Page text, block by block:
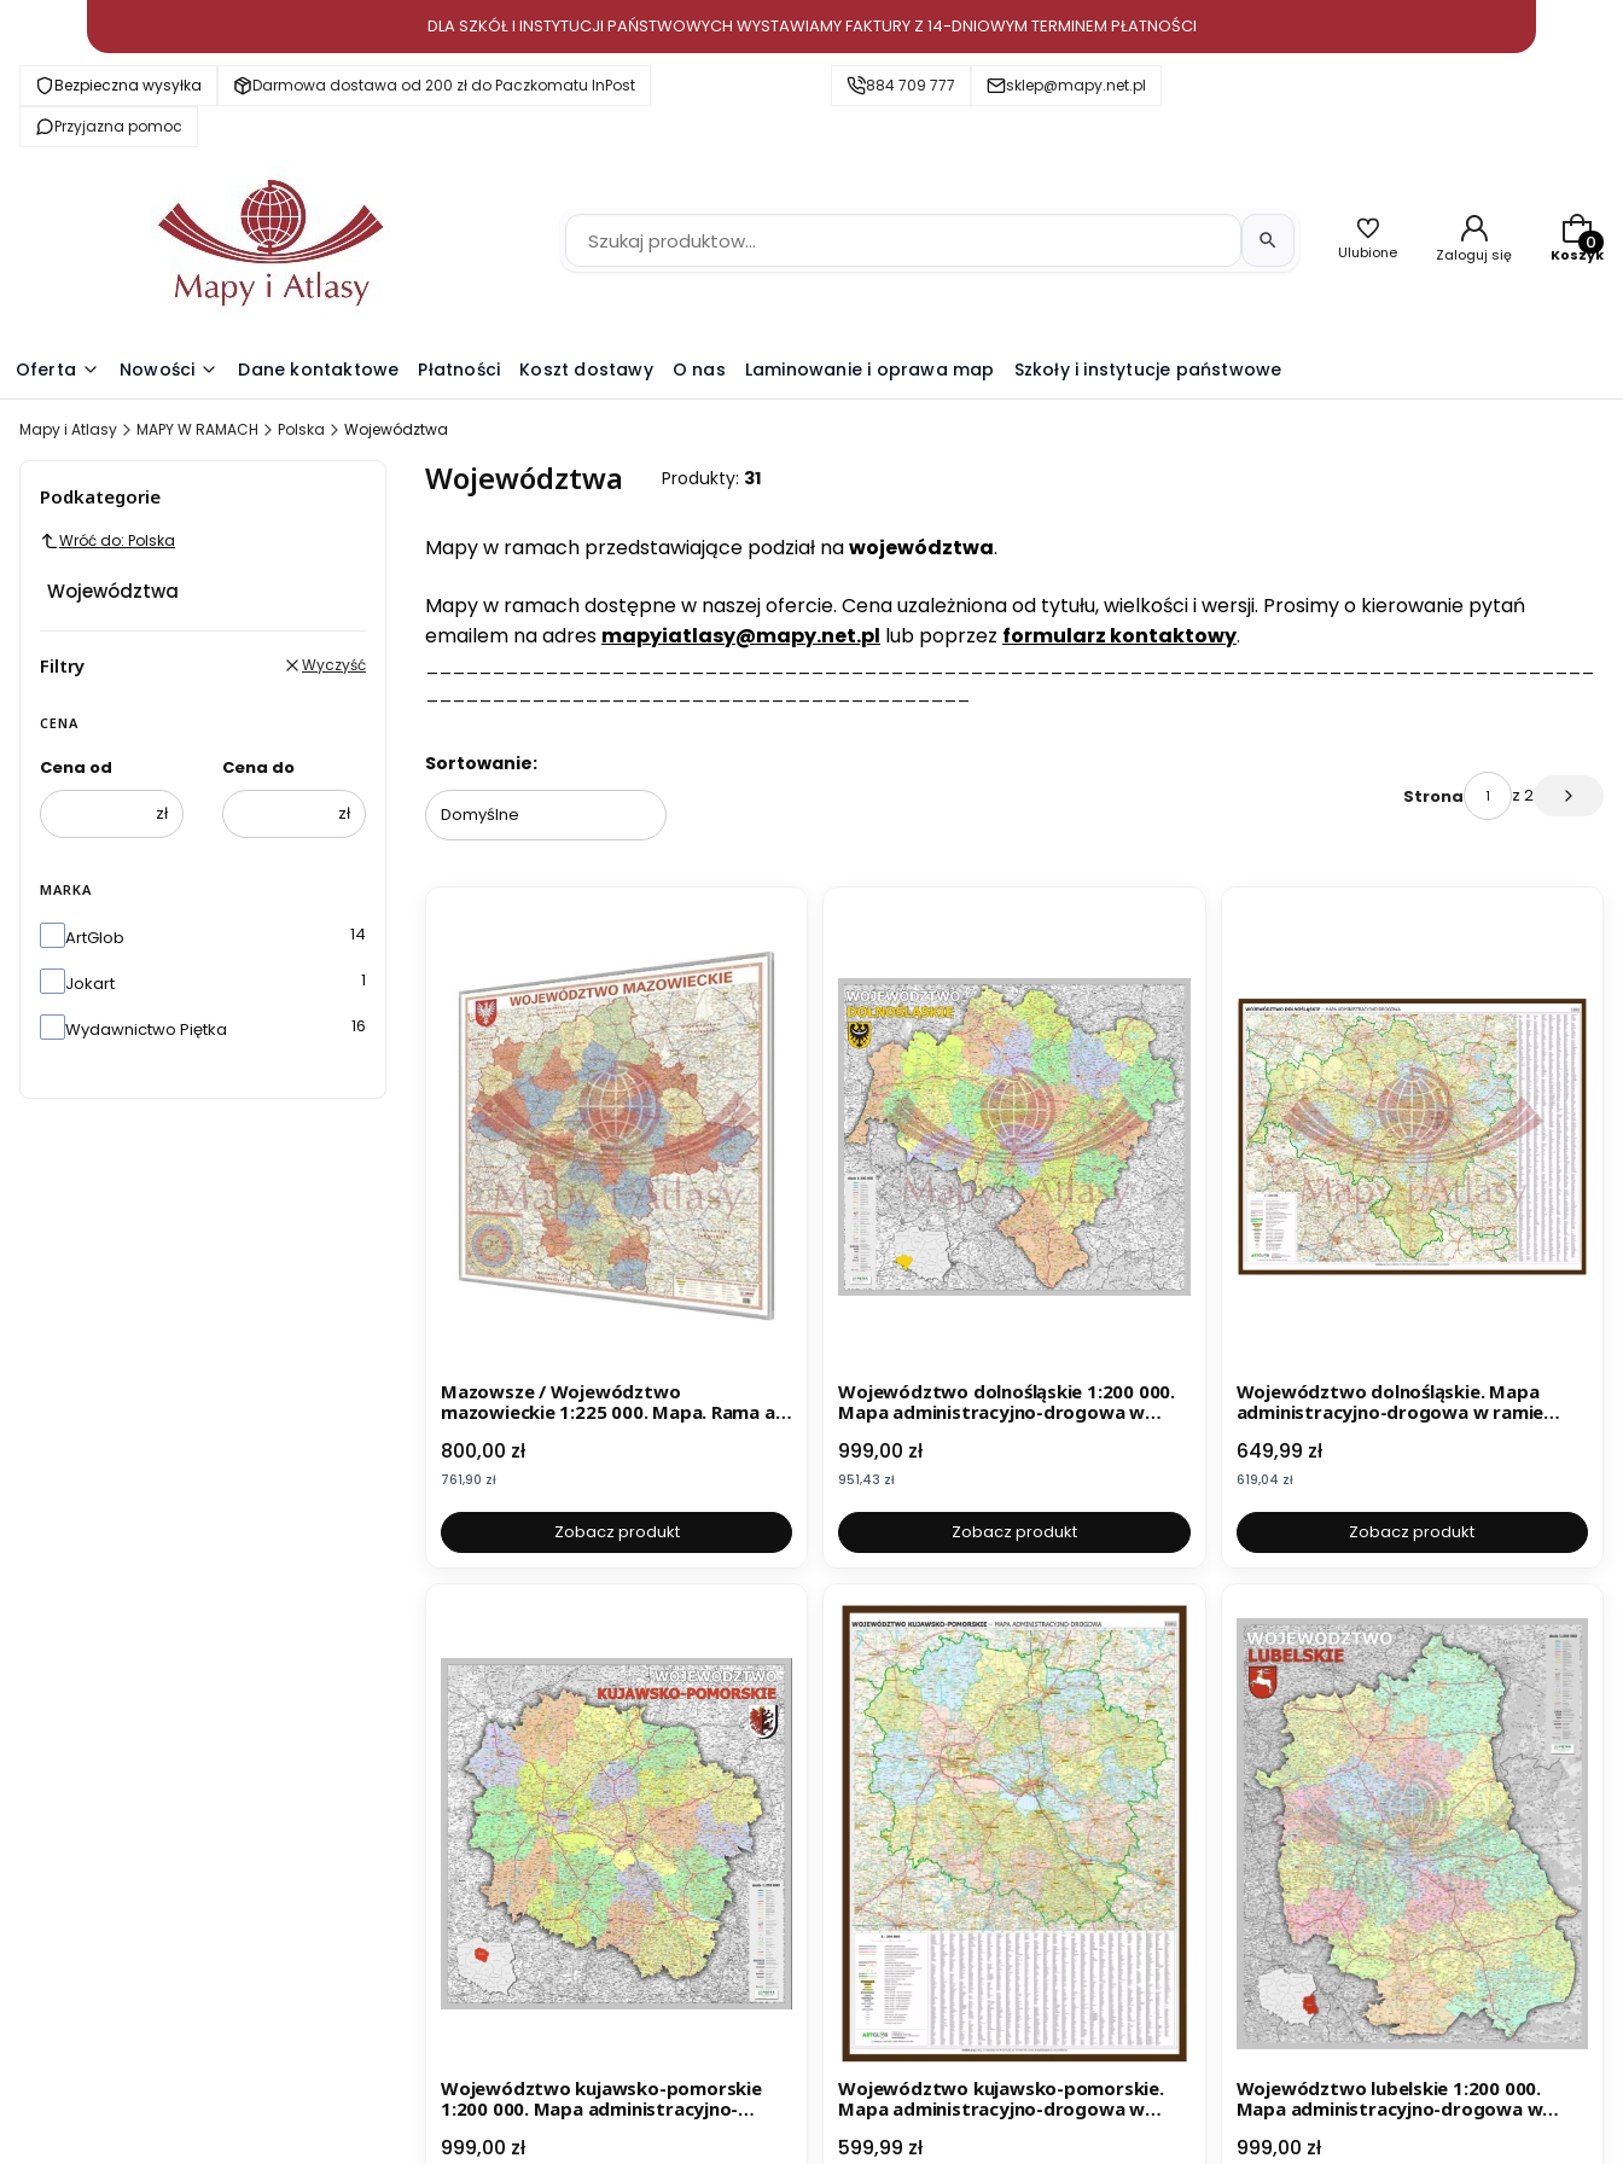
DLA SZKÓŁ I INSTYTUCJI PAŃSTWOWYCH WYSTAWIAMY FAKTURY Z 14-DNIOWYM TERMINEM PŁATNOŚCI
Bezpieczna wysyłka
Darmowa dostawa od 200 zł do Paczkomatu InPost
Przyjazna pomoc
884 709 777 sklep@mapy.net.pl
Ulubione Zaloguj się Koszyk
Oferta Nowości Dane kontaktowe Płatności Koszt dostawy O nas Laminowanie i oprawa map Szkoły i instytucje państwowe
Mapy i Atlasy MAPY W RAMACH Polska Województwa
Podkategorie
Wróć do: Polska
Województwa
Filtry Wyczyść
CENA
Cena od
zł
Cena do
zł
MARKA
Marka
ArtGlob 14
Jokart 1
Wydawnictwo Piętka 16
Województwa Produkty: 31
Mapy w ramach przedstawiające podział nawojewództwa.
Mapy w ramach dostępne w naszej ofercie. Cena uzależniona od tytułu, wielkości i wersji. Prosimy o kierowanie pytań
emailem na adres mapyiatlasy@mapy.net.pl lub poprzez formularz kontaktowy.
Lista produktów
Sortowanie:
Domyślne
Strona z 2
Mazowsze / Województwo
mazowieckie 1:225 000. Mapa. Rama alu
Cena
800,00 zł
Cena
761,90 zł
Zobacz produkt
Województwo dolnośląskie 1:200 000.
Mapa administracyjno-drogowa w
Cena
999,00 zł
Cena
951,43 zł
Zobacz produkt
Województwo dolnośląskie. Mapa
administracyjno-drogowa w ramie
Cena
649,99 zł
Cena
619,04 zł
Zobacz produkt
Województwo kujawsko-pomorskie
1:200 000. Mapa administracyjno-
Cena
999,00 zł
Województwo kujawsko-pomorskie.
Mapa administracyjno-drogowa w
Cena
599,99 zł
Województwo lubelskie 1:200 000.
Mapa administracyjno-drogowa w
Cena
999,00 zł